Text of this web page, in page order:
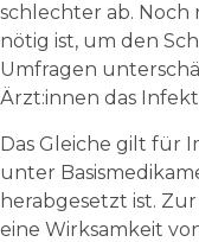
schlechter ab. Noch
nötig ist, um den
Umfragen
Ärzt:innen das
Das Gleiche gilt für
unter
herabgesetzt ist.
eine Wirksamkeit